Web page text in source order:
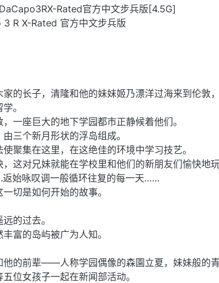
Rated官方中文步兵版[4.5G]
3 R X-Rated 官方中文步兵版
的长子，清隆和他的妹妹姬乃漂洋过海来到伦敦
。
一座巨大的地下学园都市正静候着他们。
三个新月形状的浮岛组成。
聚集在这里，在这绝佳的环境中学习技艺。
这对兄妹就能在学校里和他们的新朋友们愉快地
返始咏叹调一般循环往复的每一天……
切是如何开始的故事。
的过去。
富的岛屿被广为人知。
他的前辈——人称学园偶像的森園立夏，妹妹般的
位女孩子一起在新闻部活动。